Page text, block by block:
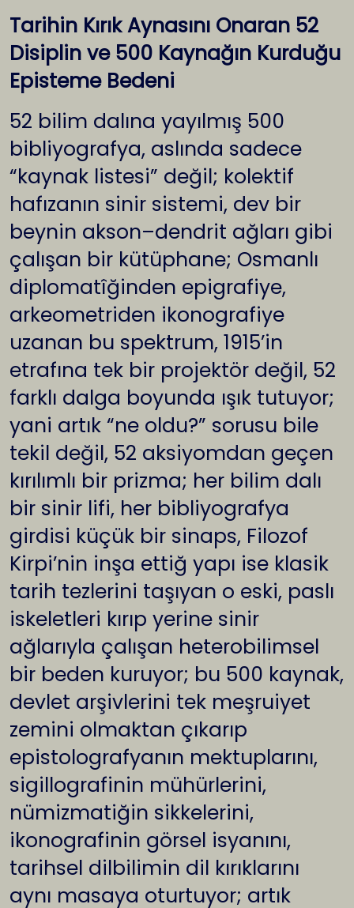
Tarihin Kırık Aynasını Onaran 52
Disiplin ve 500 Kaynağın Kurduğu
Episteme Bedeni
52 bilim dalına yayılmış 500
bibliyografya, aslında sadece
“kaynak listesi” değil; kolektif
hafızanın sinir sistemi, dev bir
beynin akson–dendrit ağları gibi
çalışan bir kütüphane; Osmanlı
diplomatîğinden epigrafiye,
arkeometriden ikonografiye
uzanan bu spektrum, 1915’in
etrafına tek bir projektör değil, 52
farklı dalga boyunda ışık tutuyor;
yani artık “ne oldu?” sorusu bile
tekil değil, 52 aksiyomdan geçen
kırılımlı bir prizma; her bilim dalı
bir sinir lifi, her bibliyografya
girdisi küçük bir sinaps, Filozof
Kirpi’nin inşa ettiğ yapı ise klasik
tarih tezlerini taşıyan o eski, paslı
iskeletleri kırıp yerine sinir
ağlarıyla çalışan heterobilimsel
bir beden kuruyor; bu 500 kaynak,
devlet arşivlerini tek meşruiyet
zemini olmaktan çıkarıp
epistolografyanın mektuplarını,
sigillografinin mühürlerini,
nümizmatiğin sikkelerini,
ikonografinin görsel isyanını,
tarihsel dilbilimin dil kırıklarını
aynı masaya oturtuyor; artık